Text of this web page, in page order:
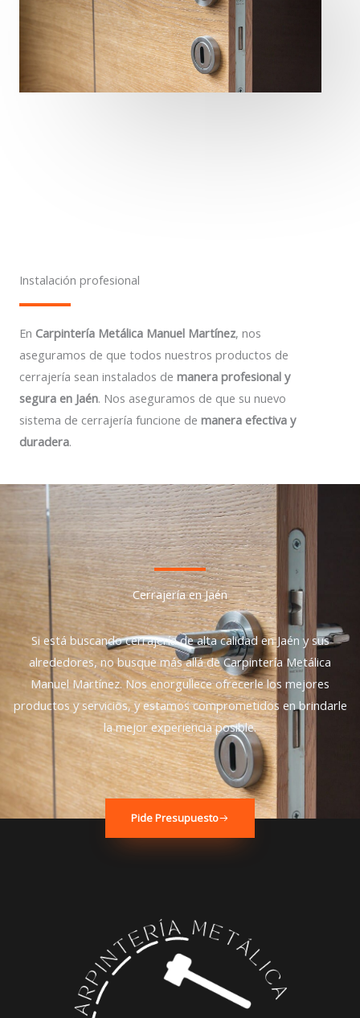
Instalación profesional
En Carpintería Metálica Manuel Martínez, nos
aseguramos de que todos nuestros productos de
cerrajería sean instalados de manera profesional y
segura en Jaén. Nos aseguramos de que su nuevo
sistema de cerrajería funcione de manera efectiva y
duradera.
Cerrajería en Jaén
Si está buscando cerrajería de alta calidad en Jaén y sus
alrededores, no busque más allá de Carpintería Metálica
Manuel Martínez. Nos enorgullece ofrecerle los mejores
productos y servicios, y estamos comprometidos en brindarle
la mejor experiencia posible.
Pide Presupuesto